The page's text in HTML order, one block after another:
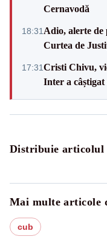
Cernavodă
18:31 Adio, alerte de
Curtea de
17:31Cristi Chivu,
Inter a
Distribuie articolul
Mai multe articole
cub